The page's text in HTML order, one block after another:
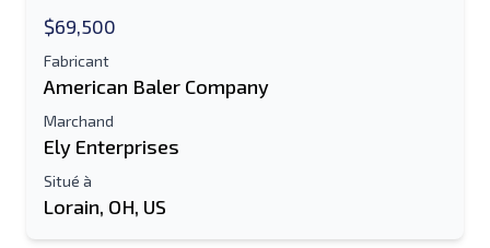
$69,500
Fabricant
American Baler Company
Marchand
Ely Enterprises
Situé à
Lorain, OH, US